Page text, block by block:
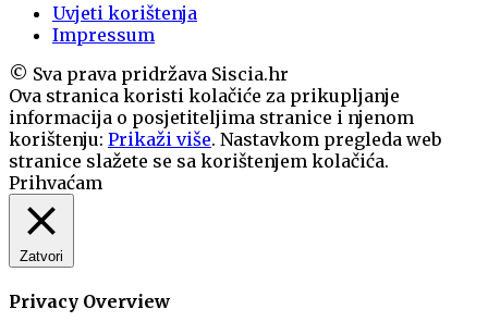
Uvjeti korištenja
Impressum
© Sva prava pridržava Siscia.hr
Ova stranica koristi kolačiće za prikupljanje
informacija o posjetiteljima stranice i njenom
korištenju: Prikaži više. Nastavkom pregleda web
stranice slažete se sa korištenjem kolačića.
Prihvaćam
Zatvori
Privacy Overview